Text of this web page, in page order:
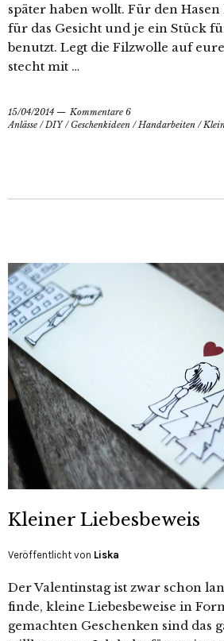
später haben wollt. Für den
für das Gesicht und je ein Stück
benutzt. Legt die Filzwolle auf
stecht mit …
15/04/2014
Kommentare 6
Anlässe /DIY/Geschenkideen /Handarbeiten /
Kleiner Liebesbeweis
Veröffentlicht von Liska
Der Valentinstag ist zwar schon
finde, kleine Liebesbeweise in
gemachten Geschenken sind das